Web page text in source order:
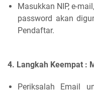
Masukkan NIP, e-
password akan
Pendaftar.
4. Langkah Keempat :
Periksalah Email